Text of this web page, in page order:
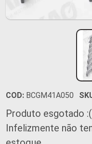
COD: BCGM41A050
Produto esgotado :(
Infelizmente não